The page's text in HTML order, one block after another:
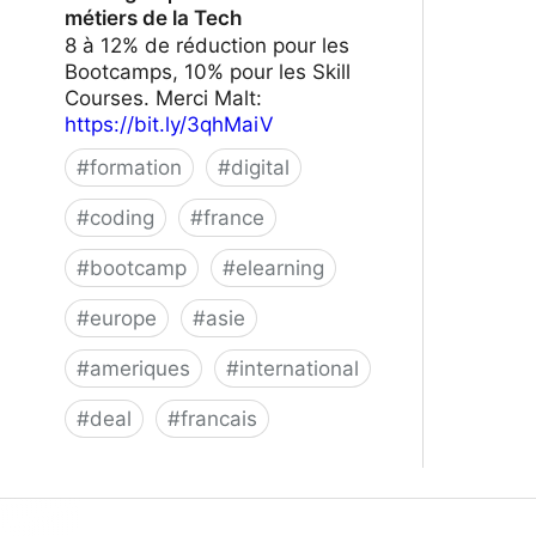
métiers de la Tech
8 à 12% de réduction pour les
Bootcamps, 10% pour les Skill
Courses. Merci Malt:
https://bit.ly/3qhMaiV
#formation #digital
#coding #france
#bootcamp #elearning
#europe #asie
#ameriques #international
#deal #francais